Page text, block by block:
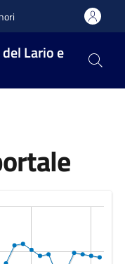
Lario e